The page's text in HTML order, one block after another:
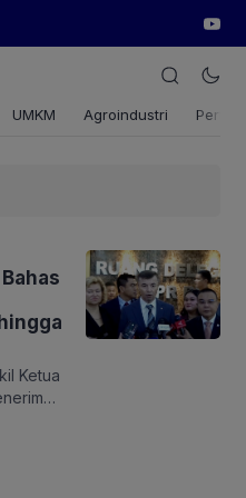
UMKM Agroindustri
Ketua
RI